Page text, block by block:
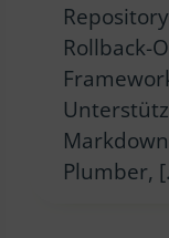
Rollback-
Plumber,